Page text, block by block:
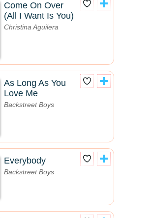
Come On Over
(All I Want Is You)
Christina Aguilera
As Long As You
Love Me
Backstreet Boys
Everybody
Backstreet Boys